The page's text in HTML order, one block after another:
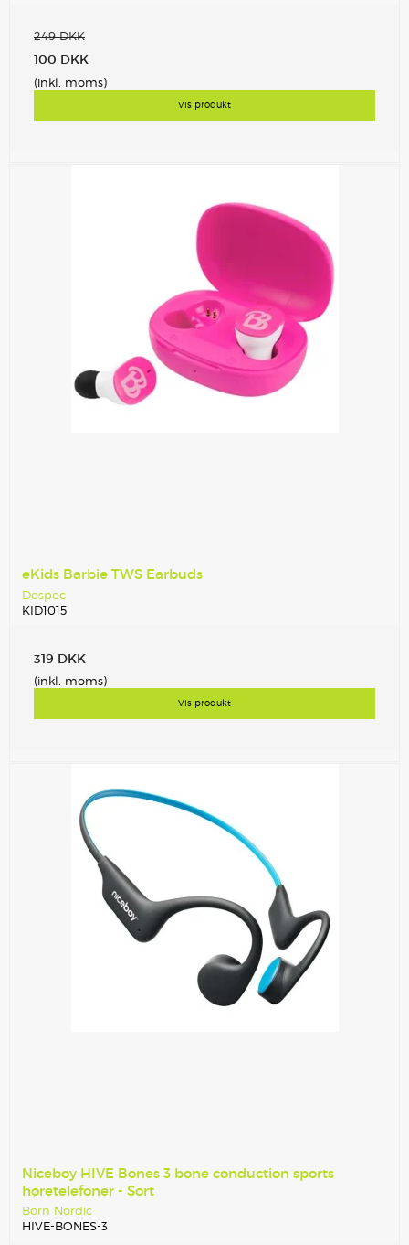
249 DKK
100 DKK
(inkl. moms)
Vis produkt
eKids Barbie TWS Earbuds
Despec
KID1015
319 DKK
(inkl. moms)
Vis produkt
Niceboy HIVE Bones 3 bone conduction sports
høretelefoner - Sort
Born Nordic
HIVE-BONES-3